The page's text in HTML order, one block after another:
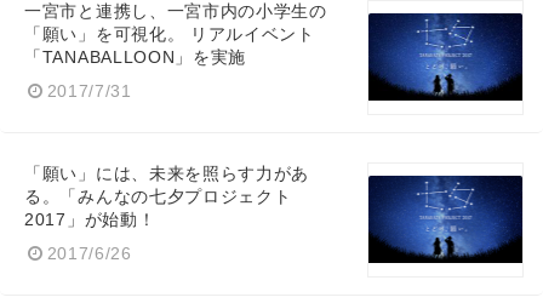
一宮市と連携し、一宮市内の小学生の
「願い」を可視化。 リアルイベント
「TANABALLOON」を実施
2017/7/31
「願い」には、未来を照らす力があ
る。「みんなの七夕プロジェクト
2017」が始動！
2017/6/26
Japanese
English